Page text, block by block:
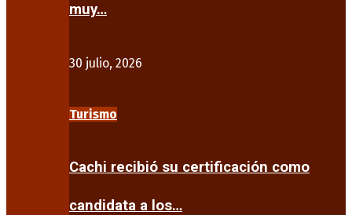
muy…
30 julio, 2026
Turismo
Cachi recibió su certificación como
candidata a los…